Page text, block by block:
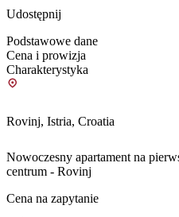
Udostępnij
Podstawowe dane
Cena i prowizja
Charakterystyka
Rovinj, Istria, Croatia
Nowoczesny apartament na
centrum - Rovinj
Cena na zapytanie